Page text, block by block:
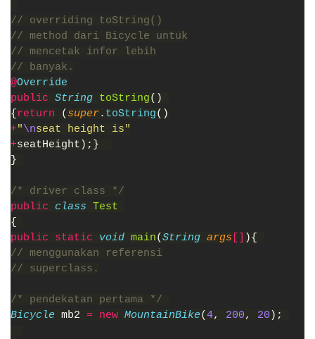
// overriding toString()
// method dari Bicycle untuk
// mencetak infor lebih
// banyak.
@Override
public String toString()
{ return ( super. toString()
+"\nseat height is"
+seatHeight);}
}
/* driver class */
public class Test
{
public static void main(String args
){
// menggunakan referensi
// superclass.
/* pendekatan pertama */
Bicycle mb2 = new MountainBike(4, 200, 20 );